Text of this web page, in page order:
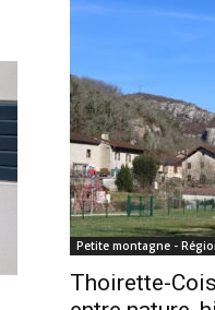
Petite montagne -
Thoirette-